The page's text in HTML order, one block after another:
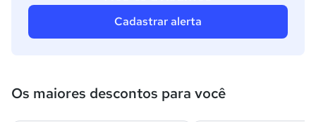
Cadastrar alerta
Os maiores descontos para você